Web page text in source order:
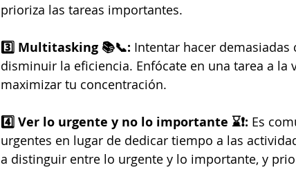
prioriza las tareas importantes.
3️⃣ Multitasking 📚📞: Intentar hacer
disminuir la eficiencia. Enfócate en una tarea a la
maximizar tu concentración.
4️⃣ Ver lo urgente y no lo importante ⌛❗: Es
urgentes en lugar de dedicar tiempo a las
a distinguir entre lo urgente y lo importante, y